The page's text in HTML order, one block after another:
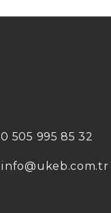
0 505 995 85 32
info@ukeb.com.tr